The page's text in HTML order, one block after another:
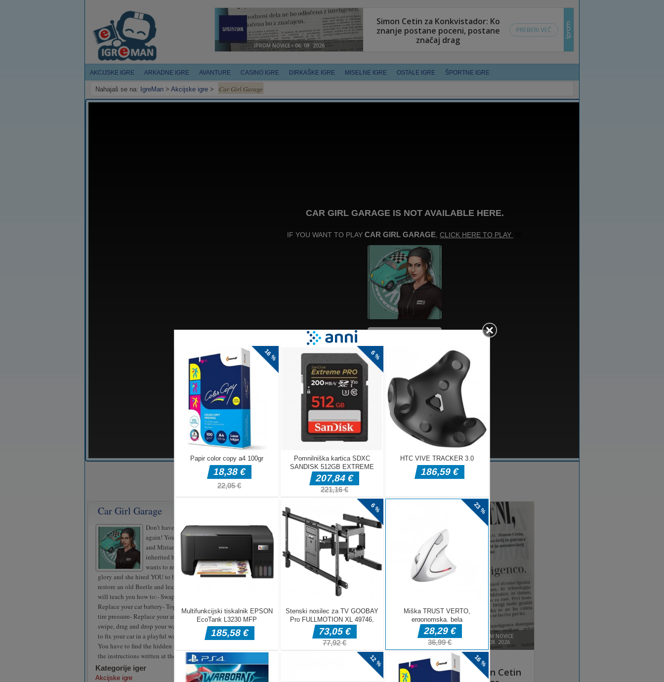
AKCIJSKE IGRE ARKADNE IGRE AVANTURE CASINO IGRE DIRKAŠKE IGRE MISELNE IGRE OSTALE IGRE ŠPORTNE IGRE
Nahajaš se na: IgreMan > Akcijske igre > Car Girl Garage
Car Girl Garage
Don’t have any mechanic skills? Think
again! You can do more than you think
and Miriam will show you!Miriam just
inherited her grandfather’s old garage. She
wants to restore the place to its former
glory and she hired YOU to help her out!Fix the workshop,
restore an old Beetle and learn about fixing cars!This game
will teach you how to:- Swap a wheel- Check your oil-
Replace your car battery- Top up your coolant- Check your
tire pressure- Replace your air filterAnd much more!Tap,
swipe, drag and drop your way through the garage.Learn how
to fix your car in a playful way. Together we can do this!
You have to find the hidden tools to fix your car then follow
the instructions written at the top of the game screen.
Kategorije iger
Akcijske igre